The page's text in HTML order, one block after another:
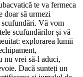
te va fermeca
doar să urmezi
Vă vom
scufundărilor și vă
explorarea lumii
nu vrei să-l aduci,
Dacă sunteți un